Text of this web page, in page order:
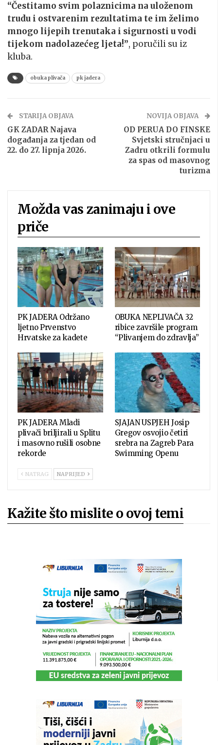
“Čestitamo svim polaznicima na uloženom
trudu i ostvarenim rezultatima te im želimo
mnogo lijepih trenutaka i sigurnosti u vodi
tijekom nadolazećeg ljeta!”, poručili su iz
kluba.
obuka plivača pk jadera
STARIJA OBJAVA
GK ZADAR Najava
događanja za tjedan od
22. do 27. lipnja 2026.
NOVIJA OBJAVA
OD PERUA DO FINSKE
Svjetski stručnjaci u
Zadru otkrili formulu
za spas od masovnog
turizma
Možda vas zanimaju i ove
priče
PK JADERA Održano
ljetno Prvenstvo
Hrvatske za kadete
OBUKA NEPLIVAČA 32
ribice završile program
“Plivanjem do zdravlja”
PK JADERA Mladi
plivači briljirali u Splitu
i masovno rušili osobne
rekorde
SJAJAN USPJEH Josip
Gregov osvojio četiri
srebra na Zagreb Para
Swimming Openu
NATRAG NAPRIJED
Kažite što mislite o ovoj temi